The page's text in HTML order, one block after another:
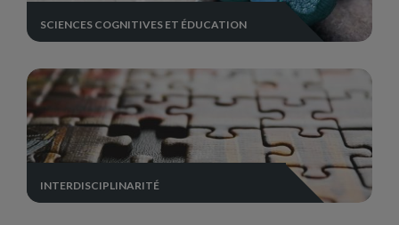
SCIENCES COGNITIVES ET ÉDUCATION
INTERDISCIPLINARITÉ